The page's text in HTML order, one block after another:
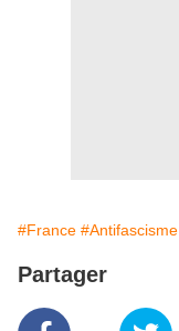
#France #Antifascisme
Partager